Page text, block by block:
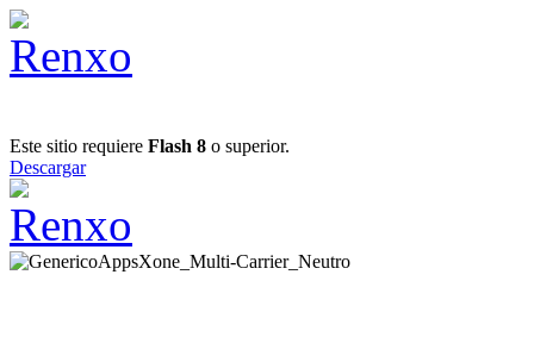
Este sitio requiere Flash 8 o superior.
Descargar